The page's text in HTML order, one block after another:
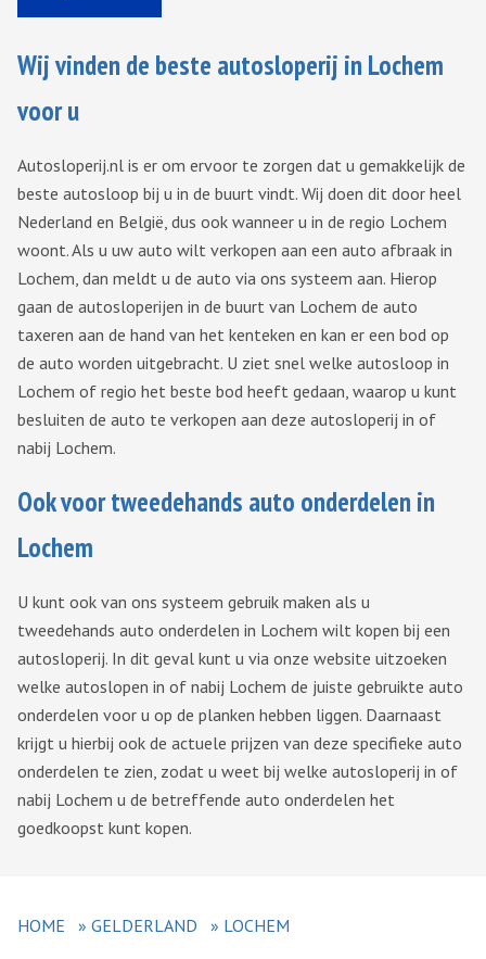
Wij vinden de beste autosloperij in Lochem
voor u
Autosloperij.nl is er om ervoor te zorgen dat u gemakkelijk de
beste autosloop bij u in de buurt vindt. Wij doen dit door heel
Nederland en België, dus ook wanneer u in de regio Lochem
woont. Als u uw auto wilt verkopen aan een auto afbraak in
Lochem, dan meldt u de auto via ons systeem aan. Hierop
gaan de autosloperijen in de buurt van Lochem de auto
taxeren aan de hand van het kenteken en kan er een bod op
de auto worden uitgebracht. U ziet snel welke autosloop in
Lochem of regio het beste bod heeft gedaan, waarop u kunt
besluiten de auto te verkopen aan deze autosloperij in of
nabij Lochem.
Ook voor tweedehands auto onderdelen in
Lochem
U kunt ook van ons systeem gebruik maken als u
tweedehands auto onderdelen in Lochem wilt kopen bij een
autosloperij. In dit geval kunt u via onze website uitzoeken
welke autoslopen in of nabij Lochem de juiste gebruikte auto
onderdelen voor u op de planken hebben liggen. Daarnaast
krijgt u hierbij ook de actuele prijzen van deze specifieke auto
onderdelen te zien, zodat u weet bij welke autosloperij in of
nabij Lochem u de betreffende auto onderdelen het
goedkoopst kunt kopen.
HOME » GELDERLAND » LOCHEM